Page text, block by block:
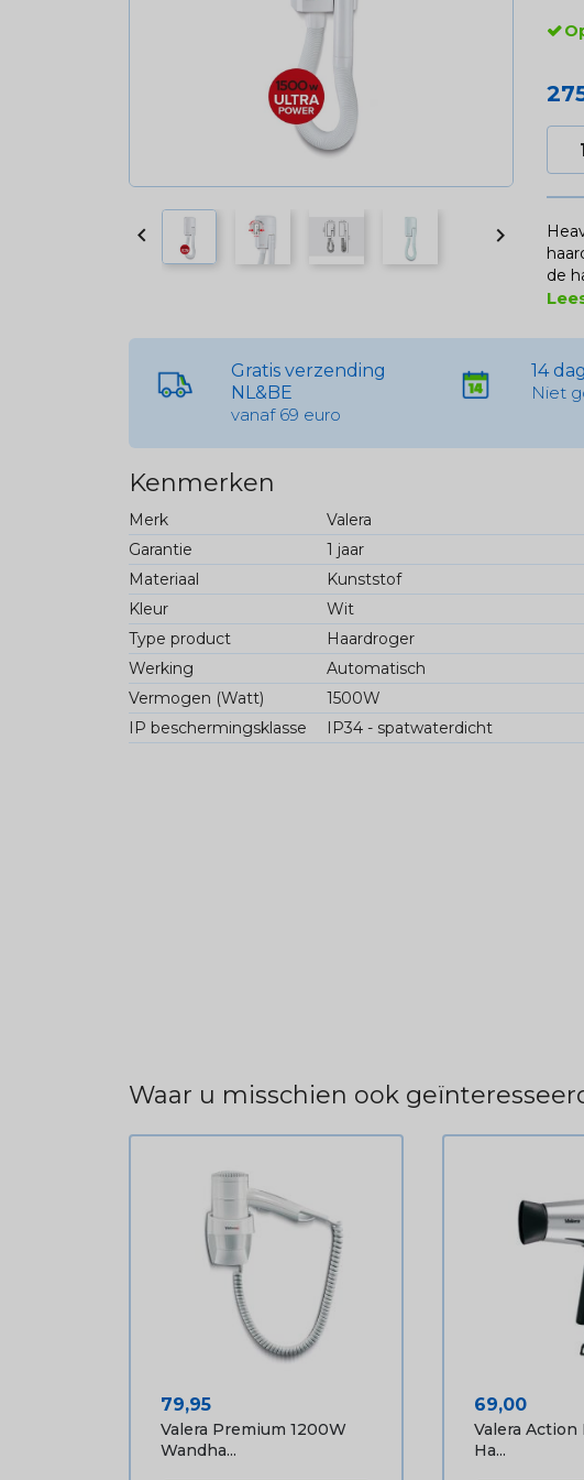
 
de
Gratis verzending
NL&BE
vanaf 69 euro
14
Niet
Kenmerken
Merk
Valera
Garantie
1 jaar
Materiaal
Kunststof
Kleur
Wit
Type product
Haardroger
Werking
Automatisch
Vermogen (Watt)
1500W
IP beschermingsklasse
IP34 - spatwaterdicht
Waar u misschien ook
Prijs
79,95
Valera Premium 1200W
Wandha...
Prijs
69,00
Valera
Ha...